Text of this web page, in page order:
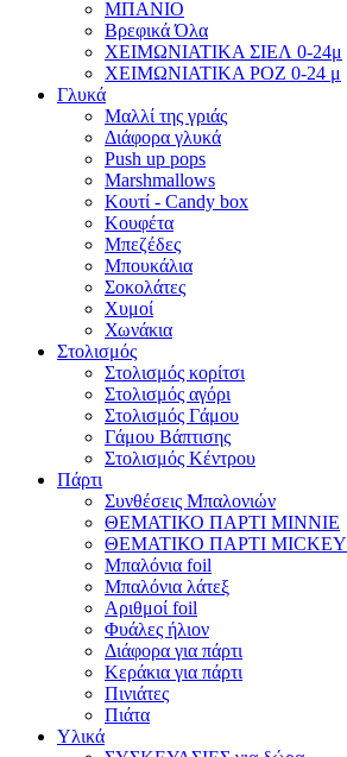
ΜΠΑΝΙΟ
Βρεφικά Όλα
ΧΕΙΜΩΝΙΑΤΙΚΑ ΣΙΕΛ 0-24μ
ΧΕΙΜΩΝΙΑΤΙΚΑ ΡΟΖ 0-24 μ
Γλυκά
Μαλλί της γριάς
Διάφορα γλυκά
Push up pops
Marshmallows
Κουτί - Candy box
Κουφέτα
Μπεζέδες
Μπουκάλια
Σοκολάτες
Χυμοί
Χωνάκια
Στολισμός
Στολισμός κορίτσι
Στολισμός αγόρι
Στολισμός Γάμου
Γάμου Βάπτισης
Στολισμός Κέντρου
Πάρτι
Συνθέσεις Μπαλονιών
ΘΕΜΑΤΙΚΟ ΠΑΡΤΙ ΜΙΝΝΙΕ
ΘΕΜΑΤΙΚΟ ΠΑΡΤΙ MICKEY
Μπαλόνια foil
Μπαλόνια λάτεξ
Αριθμοί foil
Φυάλες ήλιον
Διάφορα για πάρτι
Κεράκια για πάρτι
Πινιάτες
Πιάτα
Υλικά